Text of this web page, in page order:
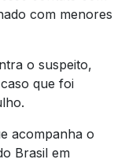
com menores
o suspeito,
que foi
acompanha o
Brasil em